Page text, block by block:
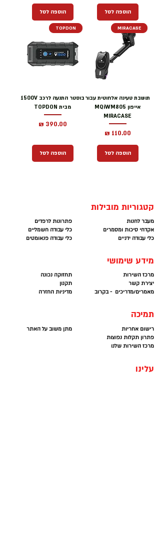
הוספה לסל הוספה לסל
MIRACASE
תושבת טעינה אלחוטית עבור
אייפון MQiWM805
MIRACASE
מחיר
הוספה לסל
TOPDON
בוסטר התנעה לרכב 1500V
מבית TOPDON
מחיר
הוספה לסל
קטגוריות מובילות
פתרונות לרפדים
כלי עבודה חשמליים
כלי עבודה פנאומטים
מעבר לחנות
אקדחי סיכות ומסמרים
כלי עבודה ידניים
מידע שימושי
תחזוקה נכונה
תקנון
מדיניות החזרה
מרכז השירות
יצירת קשר
מאמרים/מדריכים - בקרוב
תמיכה
מתן משוב על האתר
רישום אחריות
פתרון תקלות נפוצות
מרכז השירות שלנו
עלינו